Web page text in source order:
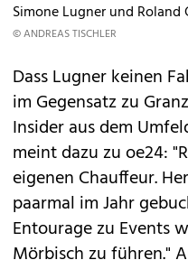
Simone Lugner und Roland
© ANDREAS TISCHLER
Dass Lugner keinen
im Gegensatz zu
Insider aus dem
meint dazu zu oe24:
eigenen Chauffeur.
paarmal im Jahr
Entourage zu Events